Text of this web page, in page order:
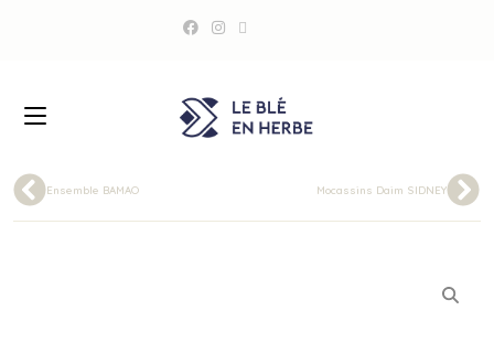
Ensemble BAMAO Mocassins Daim SIDNEY